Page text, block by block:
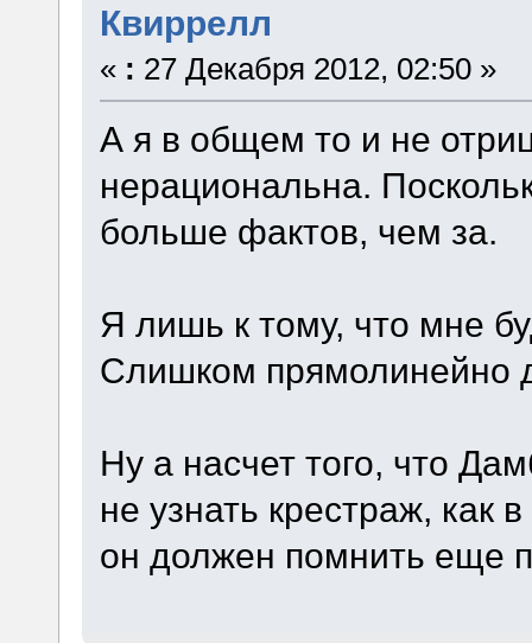
Квиррелл
« : 27 Декабря 2012, 02:50 »
А я в общем то и не
нерациональна.
больше фактов, чем за.
Я лишь к тому, что мне
Слишком прямолинейно
Ну а насчет того, что
не узнать крестраж, как
он должен помнить еще